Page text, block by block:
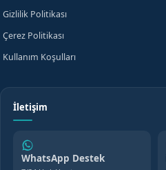
Gizlilik Politikası
Çerez Politikası
Kullanım Koşulları
İletişim
WhatsApp Destek